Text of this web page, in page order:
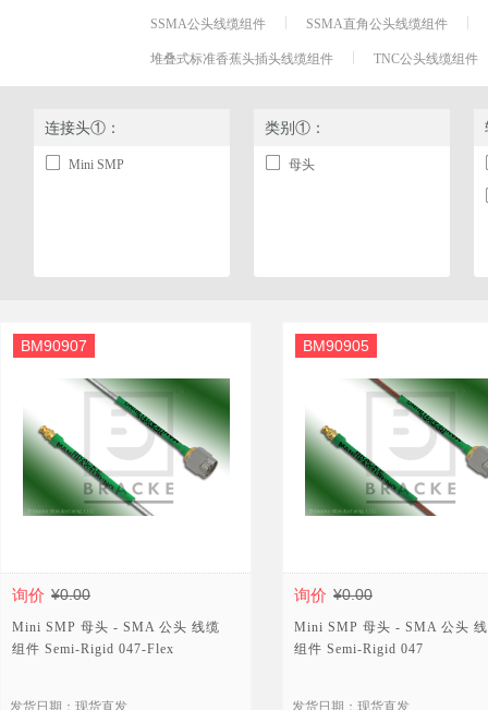
SSMA公头线缆组件
SSMA直角公头线缆组件
堆叠式标准香蕉头插头线缆组件
TNC公头线缆组件
连接头①：
Mini SMP
类别①：
母头
询价 ¥0.00
BM90907
Mini SMP 母头 - SMA 公头 线缆
组件 Semi-Rigid 047-Flex
发货日期：现货直发
询价 ¥0.00
BM90905
Mini SMP 母头 - SMA 公头
组件 Semi-Rigid 047
发货日期：现货直发